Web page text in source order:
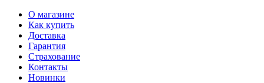
О магазине
Как купить
Доставка
Гарантия
Страхование
Контакты
Новинки